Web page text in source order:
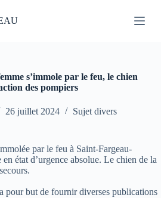
s’immole par le feu, le chien
des pompiers
26 juillet 2024 Sujet divers
par le feu à Saint-Fargeau-
état d’urgence absolue. Le chien de la
pour but de fournir diverses publications